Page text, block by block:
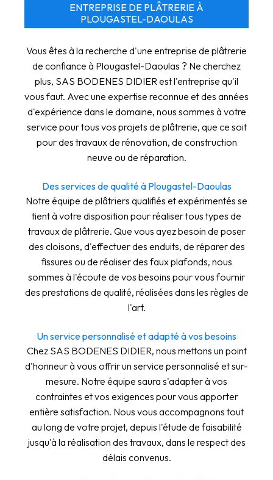
ENTREPRISE DE PLÂTRERIE À
PLOUGASTEL-DAOULAS
Vous êtes à la recherche d'une entreprise de plâtrerie
de confiance à Plougastel-Daoulas ? Ne cherchez
plus, SAS BODENES DIDIER est l'entreprise qu'il
vous faut. Avec une expertise reconnue et des années
d'expérience dans le domaine, nous sommes à votre
service pour tous vos projets de plâtrerie, que ce soit
pour des travaux de rénovation, de construction
neuve ou de réparation.
Des services de qualité à Plougastel-Daoulas
Notre équipe de plâtriers qualifiés et expérimentés se
tient à votre disposition pour réaliser tous types de
travaux de plâtrerie. Que vous ayez besoin de poser
des cloisons, d'effectuer des enduits, de réparer des
fissures ou de réaliser des faux plafonds, nous
sommes à l'écoute de vos besoins pour vous fournir
des prestations de qualité, réalisées dans les règles de
l'art.
Un service personnalisé et adapté à vos besoins
Chez SAS BODENES DIDIER, nous mettons un point
d'honneur à vous offrir un service personnalisé et sur-
mesure. Notre équipe saura s'adapter à vos
contraintes et vos exigences pour vous apporter
entière satisfaction. Nous vous accompagnons tout
au long de votre projet, depuis l'étude de faisabilité
jusqu'à la réalisation des travaux, dans le respect des
délais convenus.